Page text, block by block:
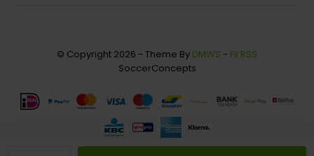
© Copyright 2026 - Theme By DMWS - Fil RSS
SoccerConcepts